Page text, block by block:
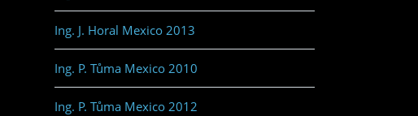
Ing. J. Horal Mexico 2013
Ing. P. Tůma Mexico 2010
Ing. P. Tůma Mexico 2012